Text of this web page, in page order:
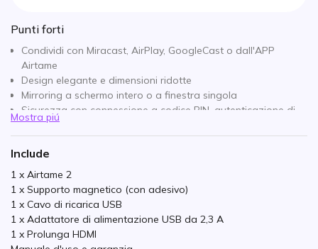
Punti forti
Condividi con Miracast, AirPlay, GoogleCast o dall'APP
Airtame
Design elegante e dimensioni ridotte
Mirroring a schermo intero o a finestra singola
Sicurezza con connessione a codice PIN, autenticazione di
dominio Windows
Trasforma gli schermi inattivi in centri di informazione
Con slot per lucchetto Kensington
1 anno di abbonamento gratuito a Cloud Plus.
Mostra piú
Include
1 x Airtame 2
1 x Supporto magnetico (con adesivo)
1 x Cavo di ricarica USB
1 x Adattatore di alimentazione USB da 2,3 A
1 x Prolunga HDMI